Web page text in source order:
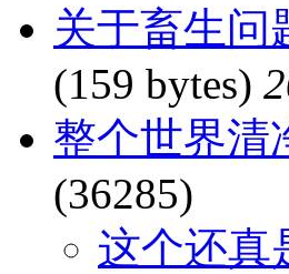
关于畜生
(159 bytes)
整个世界清
(36285)
这个还真